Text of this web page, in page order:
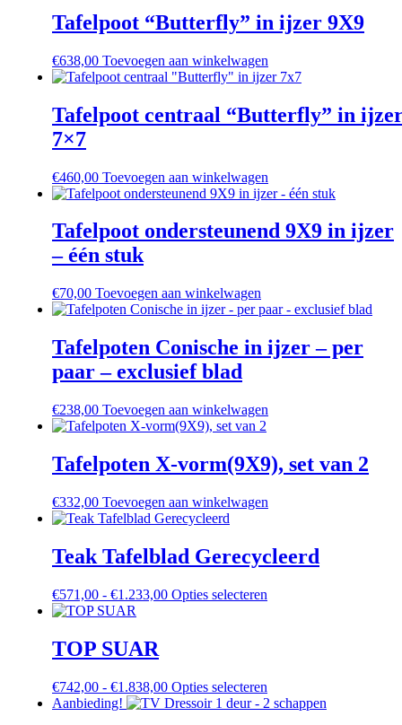
Tafelpoot “Butterfly” in ijzer 9X9
€638,00 Toevoegen aan winkelwagen
Tafelpoot centraal “Butterfly” in
7×7
€460,00 Toevoegen aan winkelwagen
Tafelpoot ondersteunend 9X9 in ijzer
– één stuk
€70,00 Toevoegen aan winkelwagen
Tafelpoten Conische in ijzer – per
paar – exclusief blad
€238,00 Toevoegen aan winkelwagen
Tafelpoten X-vorm(9X9), set van 2
€332,00 Toevoegen aan winkelwagen
Teak Tafelblad Gerecycleerd
€571,00 - €1.233,00 Prijsklasse:
Opties selecteren
kan
TOP SUAR
€742,00 - €1.838,00 Prijsklasse:
€742,00
Opties selecteren
product
Aanbieding!